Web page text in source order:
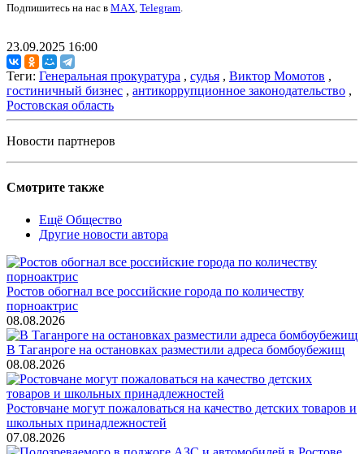
Подпишитесь на нас в MAX, Telegram.
23.09.2025 16:00
Теги: Генеральная прокуратура , судья , Виктор Момотов ,
гостиничный бизнес , антикоррупционное законодательство ,
Ростовская область
Новости партнеров
Смотрите также
Ещё Общество
Другие новости автора
Ростов обогнал все российские города по количеству
порноактрис
08.08.2026
В Таганроге на остановках разместили адреса бомбоубежищ
08.08.2026
Ростовчане могут пожаловаться на качество детских товаров и
школьных принадлежностей
07.08.2026